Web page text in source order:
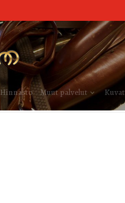
Hinnasto Muut palvelut Kuvat